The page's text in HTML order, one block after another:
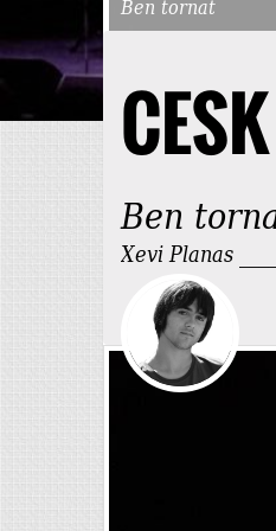
Ben
Xevi Planas